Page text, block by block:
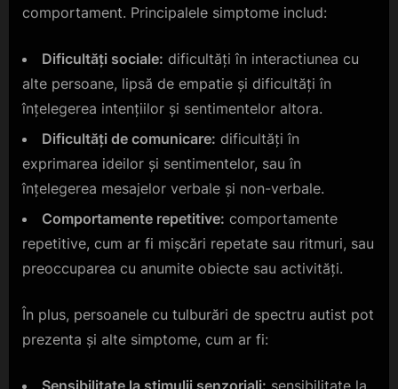
comportament. Principalele simptome includ:
Dificultăți sociale: dificultăți în interactiunea cu
alte persoane, lipsă de empatie și dificultăți în
înțelegerea intențiilor și sentimentelor altora.
Dificultăți de comunicare: dificultăți în
exprimarea ideilor și sentimentelor, sau în
înțelegerea mesajelor verbale și non-verbale.
Comportamente repetitive: comportamente
repetitive, cum ar fi mișcări repetate sau ritmuri, sau
preoccuparea cu anumite obiecte sau activități.
În plus, persoanele cu tulburări de spectru autist pot
prezenta și alte simptome, cum ar fi: